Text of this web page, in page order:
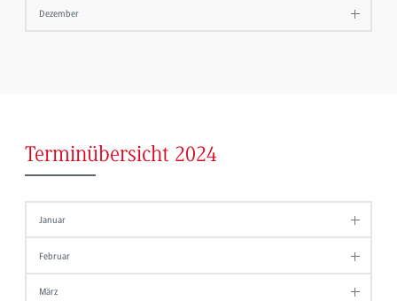
Dezember
Terminübersicht 2024
Januar
Februar
März